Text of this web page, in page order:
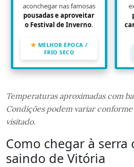
aconchegar nas famosas
pousadas e aproveitar
o Festival de Inverno.
MELHOR ÉPOCA /
FRIO SECO
Temperaturas aproximadas com
Condições podem variar
visitado.
Como chegar à serra
saindo de Vitória